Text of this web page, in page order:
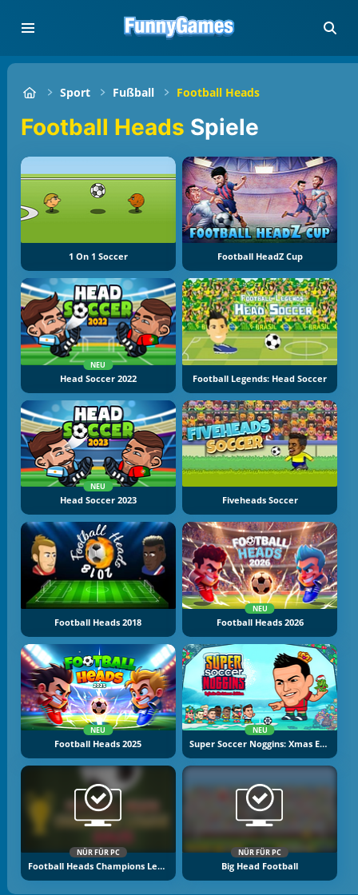
Sport Fußball Football Heads
Football Heads Spiele
1 On 1 Soccer Football HeadZ Cup
NEU
Head Soccer 2022 Football Legends: Head Soccer
NEU
Head Soccer 2023 Fiveheads Soccer
Football Heads 2018
NEU
Football Heads 2026
NEU
Football Heads 2025
NEU
Super Soccer Noggins: Xmas Edition
NÜR FÜR PC
Football Heads Champions League
NÜR FÜR PC
Big Head Football